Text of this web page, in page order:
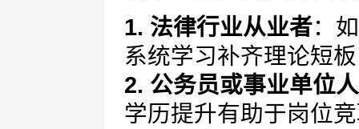
1. 法律行业从业者：
系统学习补齐理论短
2. 公务员或事业单位
学历提升有助于岗位